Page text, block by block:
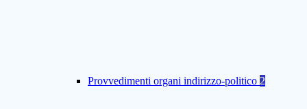
Provvedimenti organi indirizzo-politico 2